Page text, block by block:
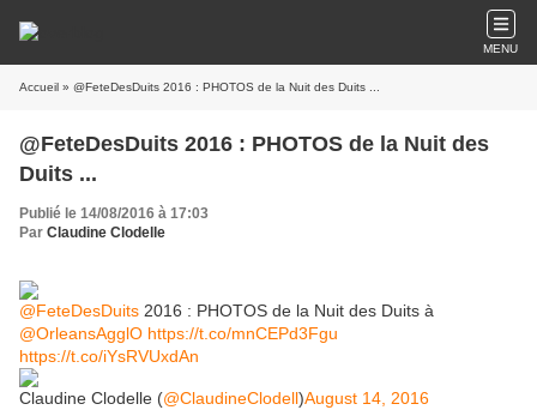
MENU
Accueil » @FeteDesDuits 2016 : PHOTOS de la Nuit des Duits ...
@FeteDesDuits 2016 : PHOTOS de la Nuit des
Duits ...
Publié le 14/08/2016 à 17:03
Par Claudine Clodelle
@FeteDesDuits 2016 : PHOTOS de la Nuit des Duits à
@OrleansAgglO https://t.co/mnCEPd3Fgu
https://t.co/iYsRVUxdAn
Claudine Clodelle (@ClaudineClodell)August 14, 2016